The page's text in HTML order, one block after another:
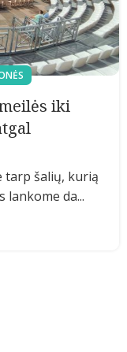
iki
tarp šalių, kurią
lankome da...